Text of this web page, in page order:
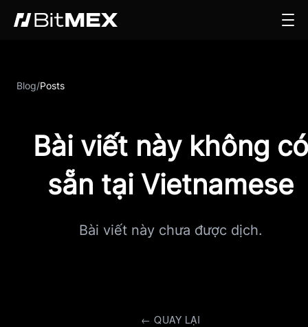
Blog/Posts
Bài viết này không có
sẵn tại Vietnamese
Bài viết này chưa được dịch.
← QUAY LẠI